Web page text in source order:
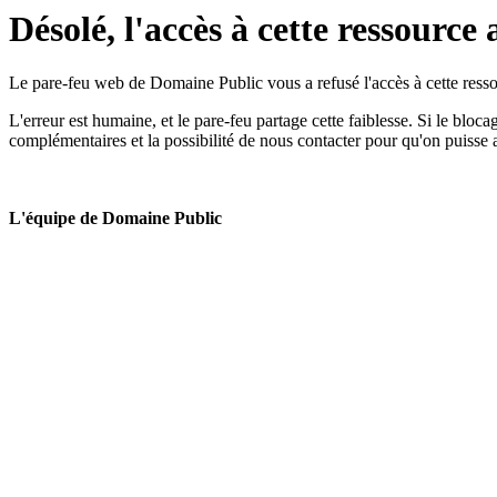
Désolé, l'accès à cette ressource
Le pare-feu web de Domaine Public vous a refusé l'accès à cette
L'erreur est humaine, et le pare-feu partage cette faiblesse. Si le
complémentaires et la possibilité de nous contacter pour qu'on puisse
L'équipe de Domaine Public